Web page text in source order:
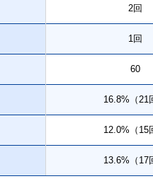
2回
1回
60
16.8%（21
12.0%（15
13.6%（17